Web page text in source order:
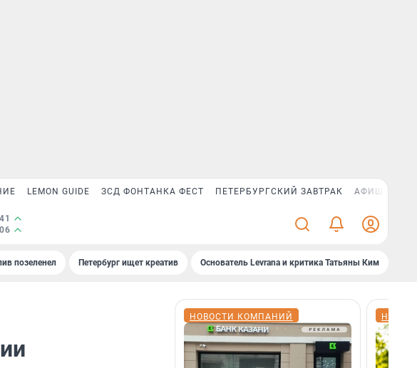
LEMON GUIDE ЗСД ФОНТАНКА ФЕСТ ПЕТЕРБУРГСКИЙ ЗАВТРАК АФИША PLUS
позеленел Петербург ищет креатив Основатель Levrana и критика Татьяны Ким
НОВОСТИ КОМПАНИЙ